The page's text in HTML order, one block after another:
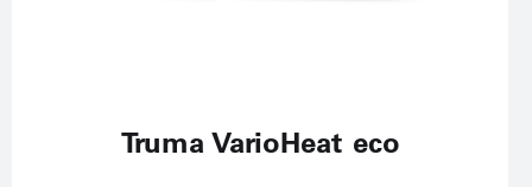
Truma VarioHeat eco